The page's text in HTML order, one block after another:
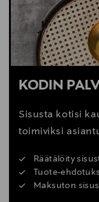
KODIN
Sisusta kotisi
toimiviksi
Räätälöity
Tuote-
Maksuton